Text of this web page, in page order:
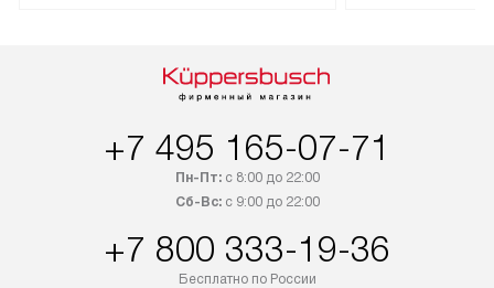
дополнительно. Возможна
+7 495 165-07-71
Пн-Пт:с 8:00 до 22:00
Сб-Вс:с 9:00 до 22:00
+7 800 333-19-36
Бесплатно по России